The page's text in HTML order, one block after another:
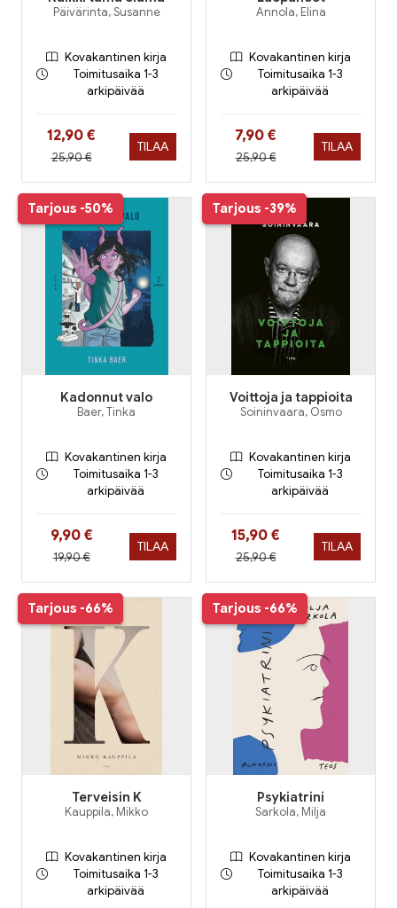
Päivärinta, Susanne
Kovakantinen kirja
Toimitusaika 1-3
arkipäivää
Hinta nyt
12,90 €
Hinta aiemmin
25,90 €
TILAA
Annola, Elina
Kovakantinen kirja
Toimitusaika 1-3
arkipäivää
Hinta nyt
7,90 €
Hinta aiemmin
25,90 €
TILAA
Tarjous -50%
Kadonnut valo
Baer, Tinka
Kovakantinen kirja
Toimitusaika 1-3
arkipäivää
Hinta nyt
9,90 €
Hinta aiemmin
19,90 €
TILAA
Tarjous -39%
Voittoja ja tappioita
Soininvaara, Osmo
Kovakantinen kirja
Toimitusaika 1-3
arkipäivää
Hinta nyt
15,90 €
Hinta aiemmin
25,90 €
TILAA
Tarjous -66%
Terveisin K
Kauppila, Mikko
Kovakantinen kirja
Toimitusaika 1-3
arkipäivää
Tarjous -66%
Psykiatrini
Sarkola, Milja
Kovakantinen kirja
Toimitusaika 1-3
arkipäivää